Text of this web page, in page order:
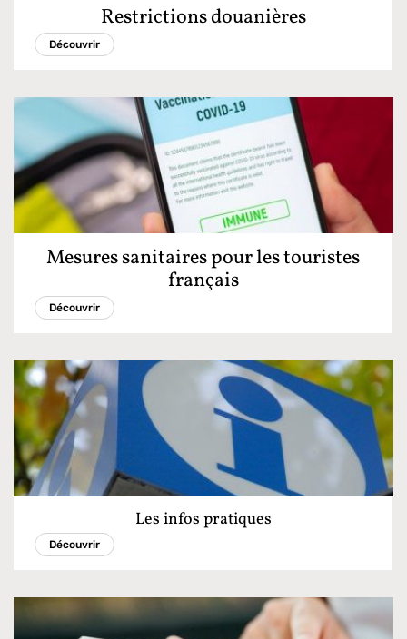
Restrictions douanières
Découvrir
Mesures sanitaires pour les touristes
français
Découvrir
Les infos pratiques
Découvrir